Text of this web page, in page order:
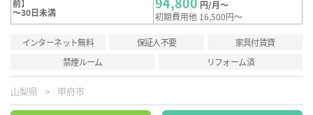
前】
～30日未満
円/月～
初期費用他 16,500円～
インターネット無料 保証人不要
家具付賃貸
禁煙ルーム
リフォーム済
山梨県 甲府市